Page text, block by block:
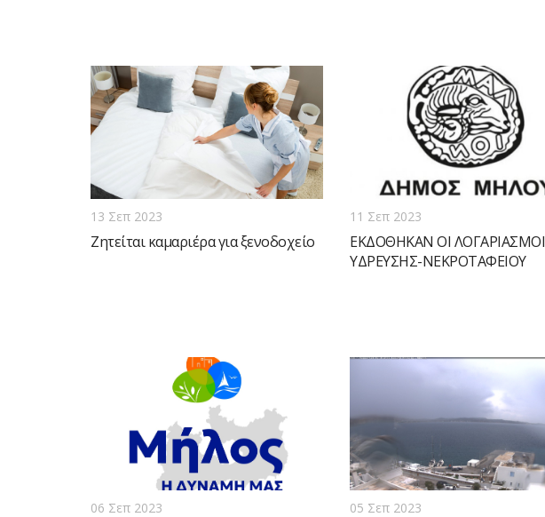
13 Σεπ 2023
Ζητείται καμαριέρα για ξενοδοχείο
11 Σεπ 2023
ΕΚΔΟΘΗΚΑΝ ΟΙ ΛΟΓΑΡΙΑΣΜΟΙ
ΥΔΡΕΥΣΗΣ-ΝΕΚΡΟΤΑΦΕΙΟΥ
06 Σεπ 2023 05 Σεπ 2023